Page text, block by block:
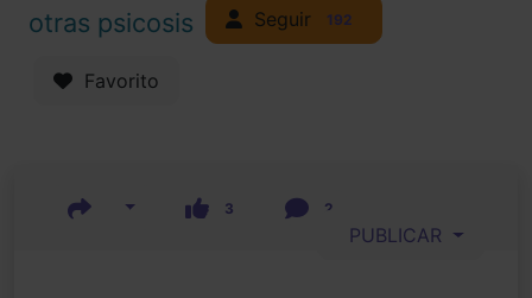
otras psicosis
Seguir 192
Favorito
3 2
PUBLICAR